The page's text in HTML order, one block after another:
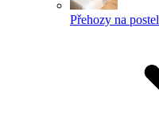
Přehozy na postel